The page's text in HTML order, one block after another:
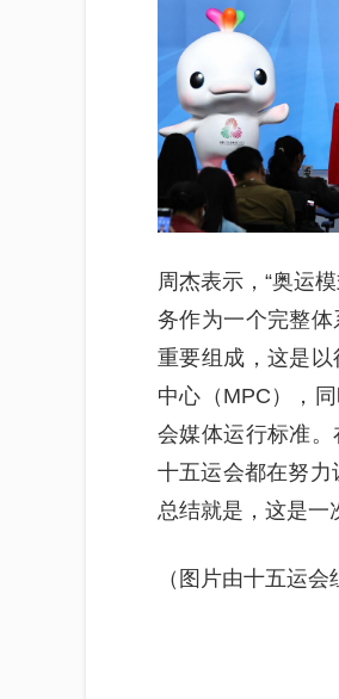
周杰表示，“奥运
务作为一个完整
重要组成，这是
中心（MPC），
会媒体运行标准。
十五运会都在努力
总结就是，这是一
（图片由十五运会